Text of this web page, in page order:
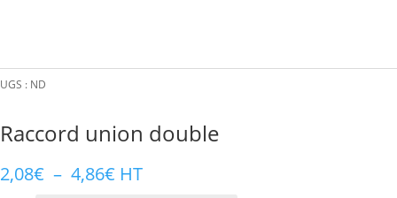
UGS : ND
Raccord union double
2,08€ – 4,86€ Plage
HT